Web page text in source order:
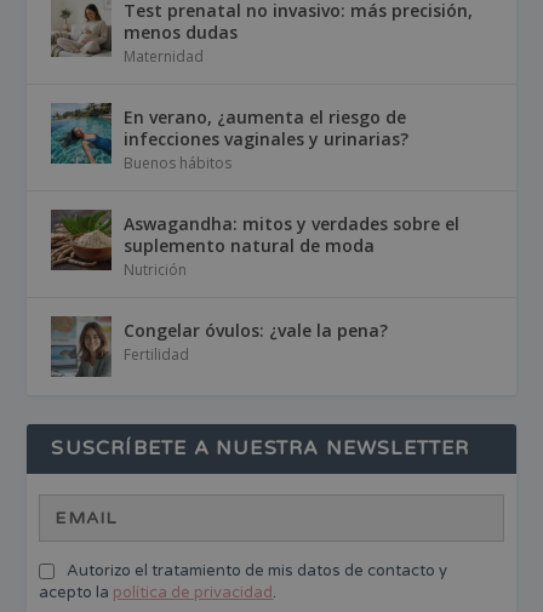
Test prenatal no invasivo: más precisión,
menos dudas
Maternidad
En verano, ¿aumenta el riesgo de
infecciones vaginales y urinarias?
Buenos hábitos
Aswagandha: mitos y verdades sobre el
suplemento natural de moda
Nutrición
Congelar óvulos: ¿vale la pena?
Fertilidad
SUSCRÍBETE A NUESTRA NEWSLETTER
Autorizo el tratamiento de mis datos de contacto y
acepto la política de privacidad.